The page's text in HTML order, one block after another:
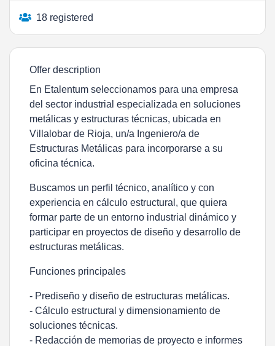
18 registered
Offer description
En Etalentum seleccionamos para una empresa
del sector industrial especializada en soluciones
metálicas y estructuras técnicas, ubicada en
Villalobar de Rioja, un/a Ingeniero/a de
Estructuras Metálicas para incorporarse a su
oficina técnica.
Buscamos un perfil técnico, analítico y con
experiencia en cálculo estructural, que quiera
formar parte de un entorno industrial dinámico y
participar en proyectos de diseño y desarrollo de
estructuras metálicas.
Funciones principales
- Prediseño y diseño de estructuras metálicas.
- Cálculo estructural y dimensionamiento de
soluciones técnicas.
- Redacción de memorias de proyecto e informes